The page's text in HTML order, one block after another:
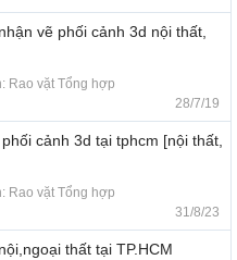
vẽ phối cảnh 3d nội thất,
Rao vặt Tổng hợp
28/7/19
cảnh 3d tại tphcm [nội thất,
Rao vặt Tổng hợp
31/8/23
thất tại TP.HCM